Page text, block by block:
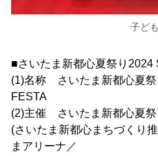
子ど
■さいたま新都心夏祭り
(1)名称 さいたま新都心夏
FESTA
(2)主催 さいたま新都心夏祭
(さいたま新都心まちづくり
まアリーナ／